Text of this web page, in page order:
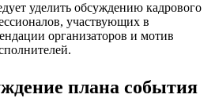
уделить обсуждению кадрового
участвующих в
организаторов и мотив
плана события